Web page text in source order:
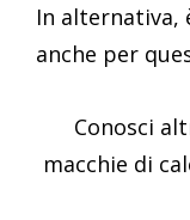
In alternativa,
anche per
Conosci
macchie di